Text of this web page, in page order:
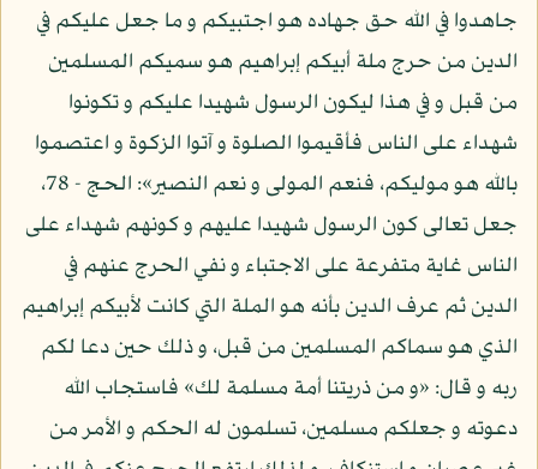
جاهدوا في الله حق جهاده هو اجتبيكم و ما جعل عليكم في
الدين من حرج ملة أبيكم إبراهيم هو سميكم المسلمين
من قبل و في هذا ليكون الرسول شهيدا عليكم و تكونوا
شهداء على الناس فأقيموا الصلوة و آتوا الزكوة و اعتصموا
بالله هو موليكم، فنعم المولى و نعم النصير»: الحج - 78،
جعل تعالى كون الرسول شهيدا عليهم و كونهم شهداء على
الناس غاية متفرعة على الاجتباء و نفي الحرج عنهم في
الدين ثم عرف الدين بأنه هو الملة التي كانت لأبيكم إبراهيم
الذي هو سماكم المسلمين من قبل، و ذلك حين دعا لكم
ربه و قال: «و من ذريتنا أمة مسلمة لك» فاستجاب الله
دعوته و جعلكم مسلمين، تسلمون له الحكم و الأمر من